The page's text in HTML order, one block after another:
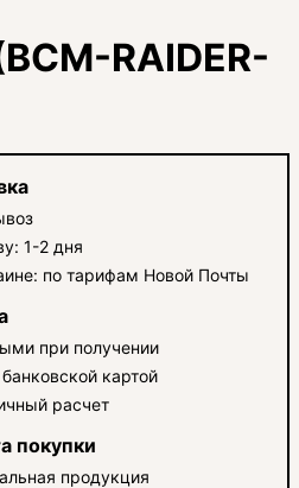
RAIDER-
1-2 дня
по тарифам Новой Почты
при получении
картой
расчет
покупки
продукция